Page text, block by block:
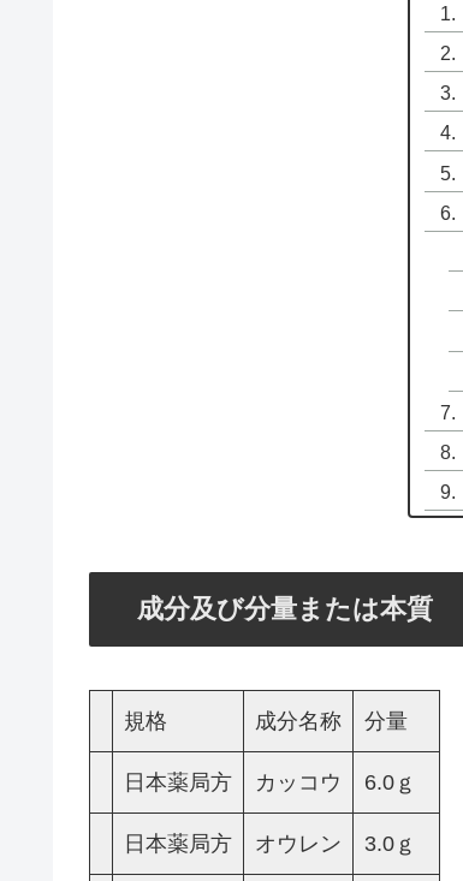
成分及び分量または本質
規格 成分名称 分量
日本薬局方 カッコウ 6.0ｇ
日本薬局方 オウレン 3.0ｇ